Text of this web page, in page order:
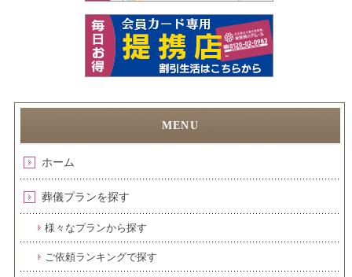
ホーム
葬儀プランを探す
様々なプランから探す
ご依頼ランキングで探す